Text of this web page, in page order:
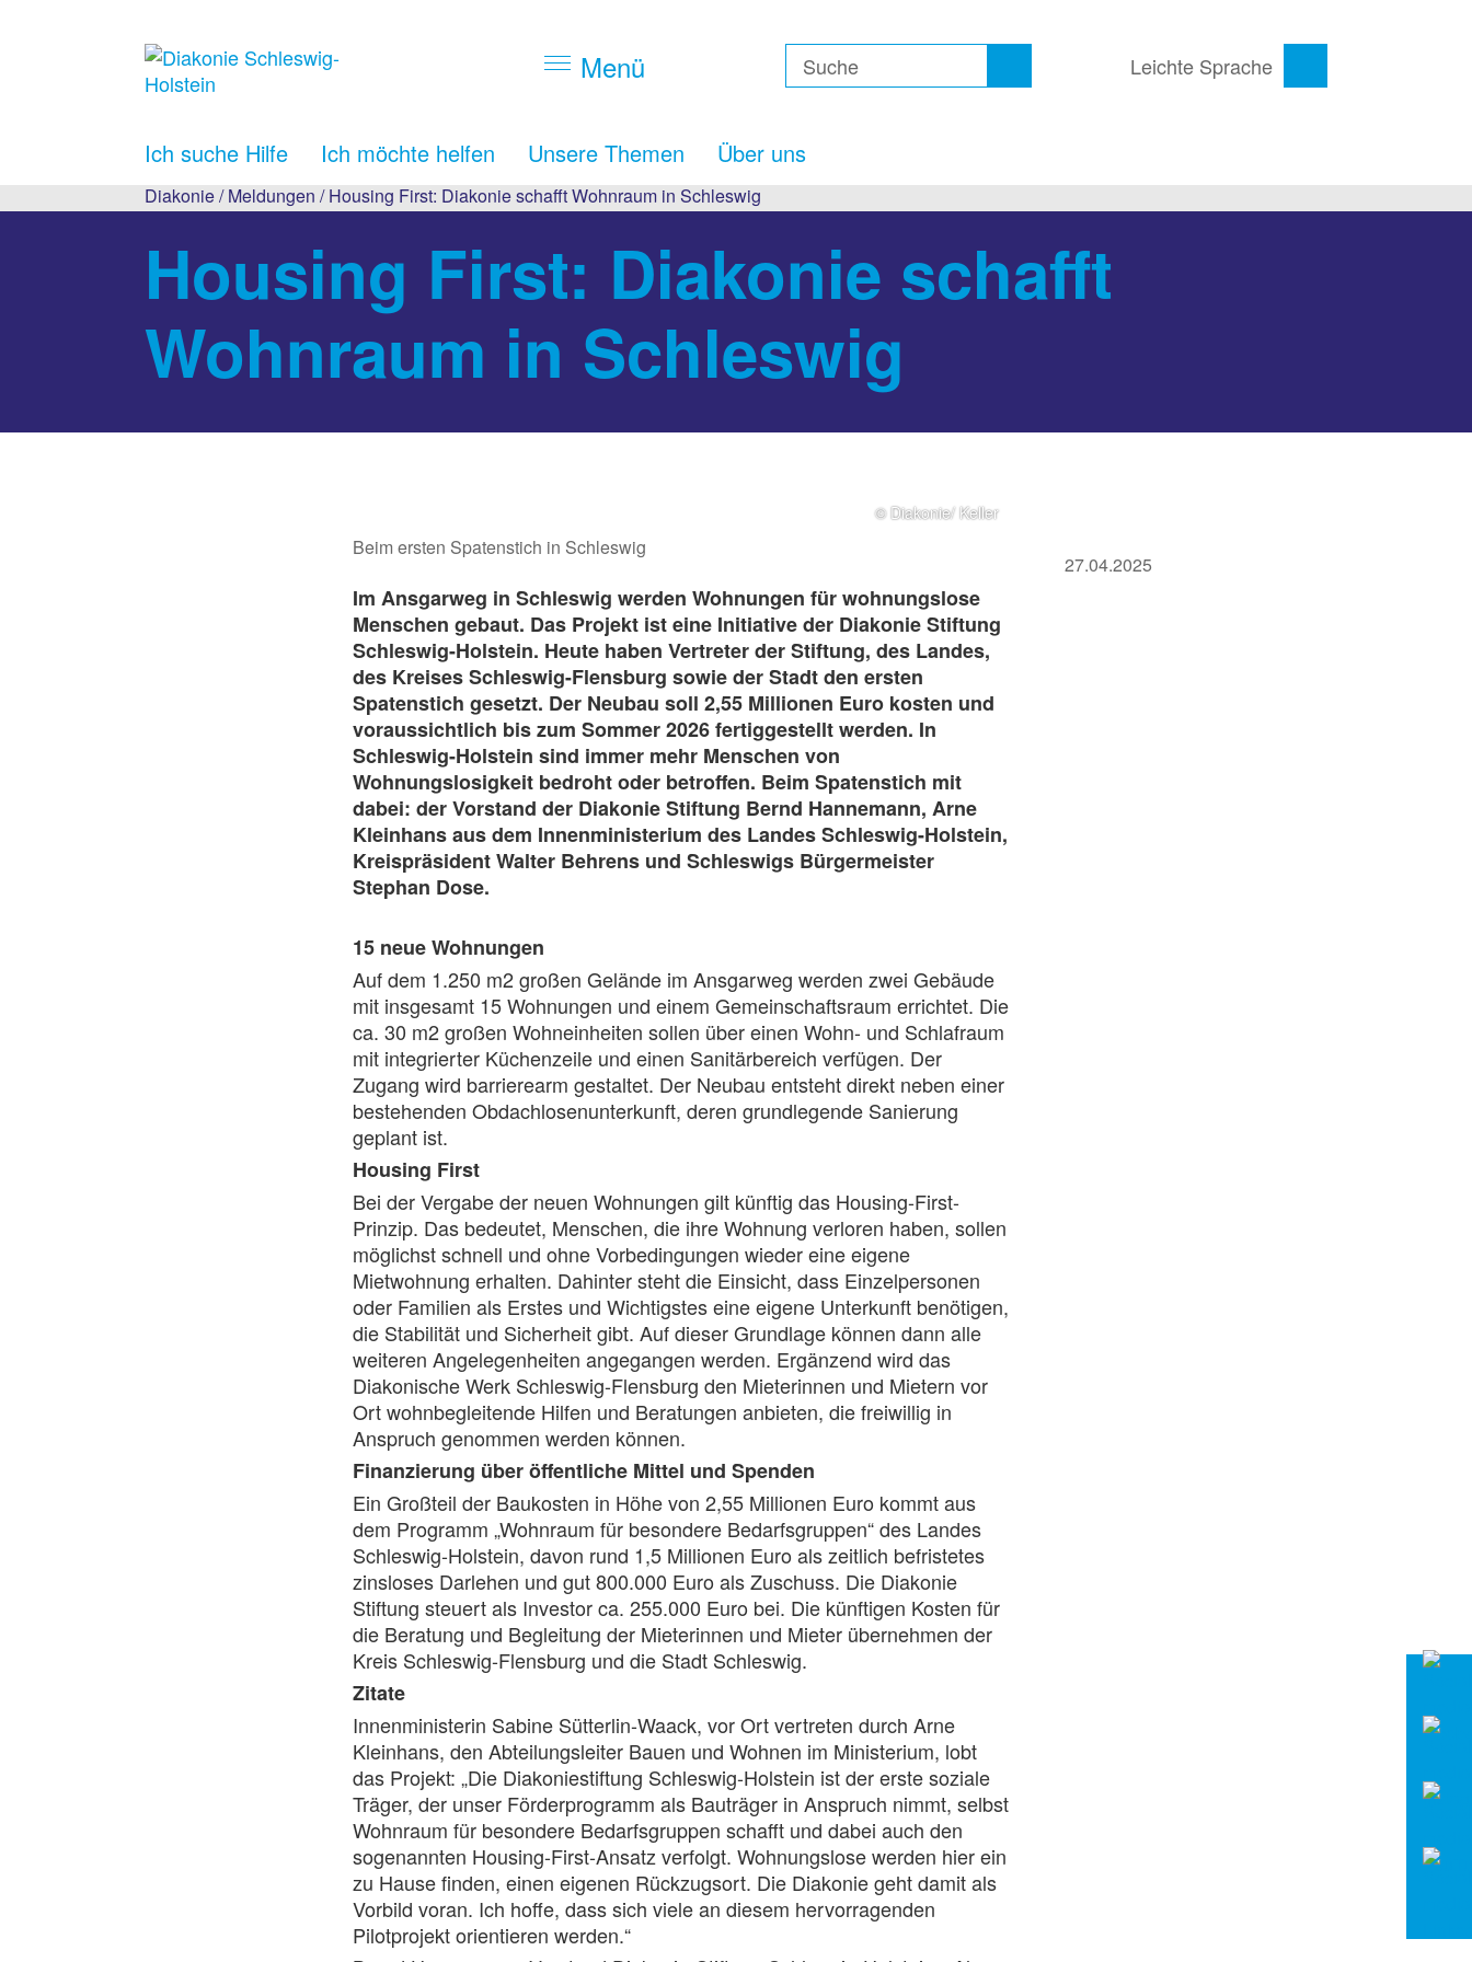
Menü Leichte Sprache
Ich suche Hilfe Ich möchte helfen Unsere Themen Über uns
Diakonie/Meldungen / Housing First: Diakonie schafft Wohnraum in Schleswig
Housing First: Diakonie schafft
Wohnraum in Schleswig
27.04.2025
Beim ersten Spatenstich in Schleswig
© Diakonie/ Keller
Im Ansgarweg in Schleswig werden Wohnungen für wohnungslose
Menschen gebaut. Das Projekt ist eine Initiative der Diakonie Stiftung
Schleswig-Holstein. Heute haben Vertreter der Stiftung, des Landes,
des Kreises Schleswig-Flensburg sowie der Stadt den ersten
Spatenstich gesetzt. Der Neubau soll 2,55 Millionen Euro kosten und
voraussichtlich bis zum Sommer 2026 fertiggestellt werden. In
Schleswig-Holstein sind immer mehr Menschen von
Wohnungslosigkeit bedroht oder betroffen. Beim Spatenstich mit
dabei: der Vorstand der Diakonie Stiftung Bernd Hannemann, Arne
Kleinhans aus dem Innenministerium des Landes Schleswig-Holstein,
Kreispräsident Walter Behrens und Schleswigs Bürgermeister
Stephan Dose.
15 neue Wohnungen
Auf dem 1.250 m2 großen Gelände im Ansgarweg werden zwei Gebäude
mit insgesamt 15 Wohnungen und einem Gemeinschaftsraum errichtet. Die
ca. 30 m2 großen Wohneinheiten sollen über einen Wohn- und Schlafraum
mit integrierter Küchenzeile und einen Sanitärbereich verfügen. Der
Zugang wird barrierearm gestaltet. Der Neubau entsteht direkt neben einer
bestehenden Obdachlosenunterkunft, deren grundlegende Sanierung
geplant ist.
Housing First
Bei der Vergabe der neuen Wohnungen gilt künftig das Housing-First-
Prinzip. Das bedeutet, Menschen, die ihre Wohnung verloren haben, sollen
möglichst schnell und ohne Vorbedingungen wieder eine eigene
Mietwohnung erhalten. Dahinter steht die Einsicht, dass Einzelpersonen
oder Familien als Erstes und Wichtigstes eine eigene Unterkunft benötigen,
die Stabilität und Sicherheit gibt. Auf dieser Grundlage können dann alle
weiteren Angelegenheiten angegangen werden. Ergänzend wird das
Diakonische Werk Schleswig-Flensburg den Mieterinnen und Mietern vor
Ort wohnbegleitende Hilfen und Beratungen anbieten, die freiwillig in
Anspruch genommen werden können.
Finanzierung über öffentliche Mittel und Spenden
Ein Großteil der Baukosten in Höhe von 2,55 Millionen Euro kommt aus
dem Programm „Wohnraum für besondere Bedarfsgruppen“ des Landes
Schleswig-Holstein, davon rund 1,5 Millionen Euro als zeitlich befristetes
zinsloses Darlehen und gut 800.000 Euro als Zuschuss. Die Diakonie
Stiftung steuert als Investor ca. 255.000 Euro bei. Die künftigen Kosten für
die Beratung und Begleitung der Mieterinnen und Mieter übernehmen der
Kreis Schleswig-Flensburg und die Stadt Schleswig.
Zitate
Innenministerin Sabine Sütterlin-Waack, vor Ort vertreten durch Arne
Kleinhans, den Abteilungsleiter Bauen und Wohnen im Ministerium, lobt
das Projekt: „Die Diakoniestiftung Schleswig-Holstein ist der erste soziale
Träger, der unser Förderprogramm als Bauträger in Anspruch nimmt, selbst
Wohnraum für besondere Bedarfsgruppen schafft und dabei auch den
sogenannten Housing-First-Ansatz verfolgt. Wohnungslose werden hier ein
zu Hause finden, einen eigenen Rückzugsort. Die Diakonie geht damit als
Vorbild voran. Ich hoffe, dass sich viele an diesem hervorragenden
Pilotprojekt orientieren werden.“